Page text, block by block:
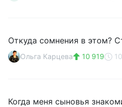
Откуда сомнения в этом?
Ольга Карцева 10 919
Когда меня сыновья